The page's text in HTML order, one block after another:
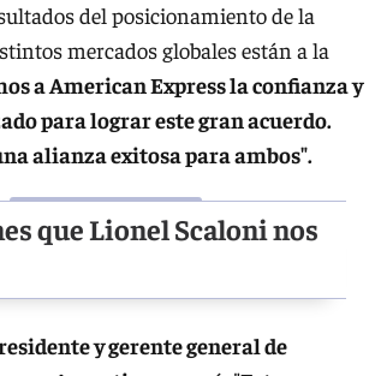
del posicionamiento de la
mercados globales están a la
a American Express la confianza y
para lograr este gran acuerdo.
alianza exitosa para ambos".
que Lionel Scaloni nos
y gerente general de